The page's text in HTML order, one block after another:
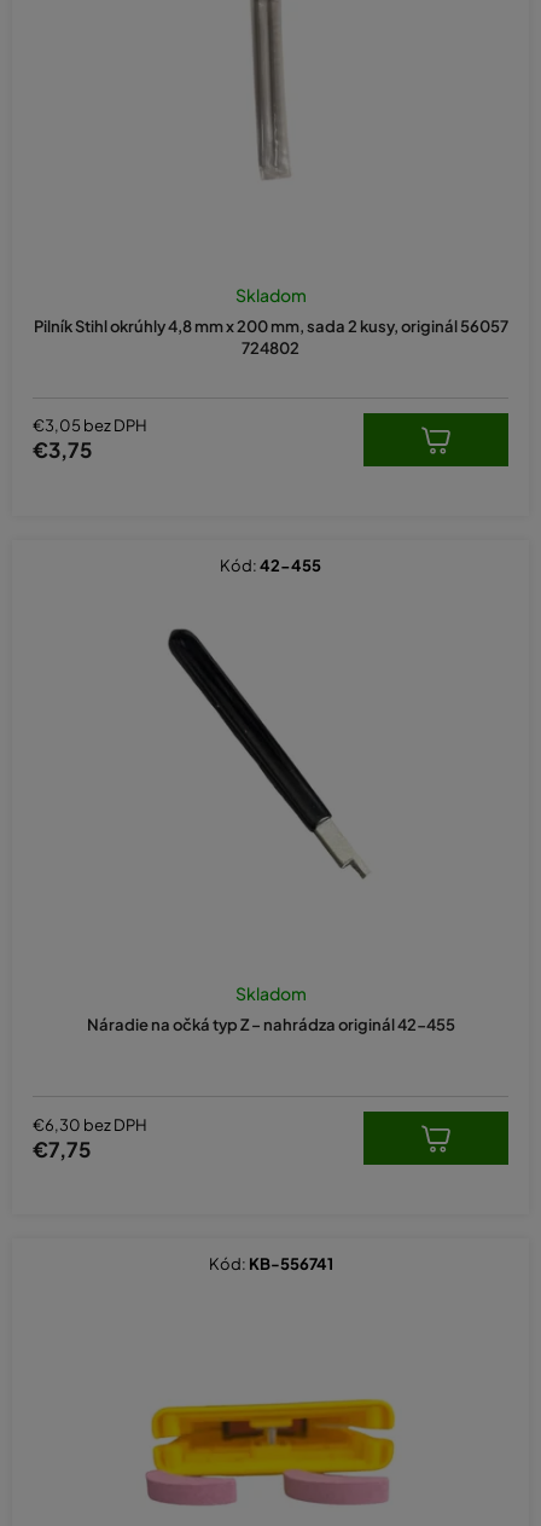
Pilník Stihl okrúhly 4,8 mm x 200 mm, sada 2 kusy, originál 56057
724802
Skladom
€3,05 bez DPH
€3,75
Náradie na očká typ Z – nahrádza originál 42-455
Skladom
€6,30 bez DPH
€7,75
Kód:42-455
Kód: KB-556741